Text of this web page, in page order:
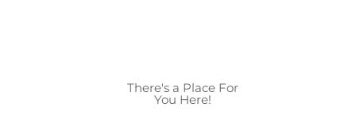
There's a Place For
You Here!